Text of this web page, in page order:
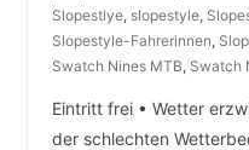
Slopestlye, slopestyle,
Slopestyle-Fahrerinnen,
Swatch Nines MTB, Swatch
Eintritt frei • Wetter
der schlechten